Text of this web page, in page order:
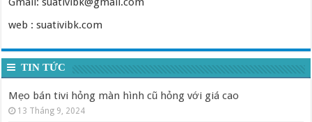
web : suativibk.com
TIN TỨC
Mẹo bán tivi hỏng màn hình cũ hỏng với giá cao
13 Tháng 9, 2024